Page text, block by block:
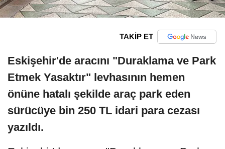
TAKİP ET
Eskişehir'de aracını "Duraklama ve Park
Etmek Yasaktır" levhasının hemen
önüne hatalı şekilde araç park eden
sürücüye bin 250 TL idari para cezası
yazıldı.